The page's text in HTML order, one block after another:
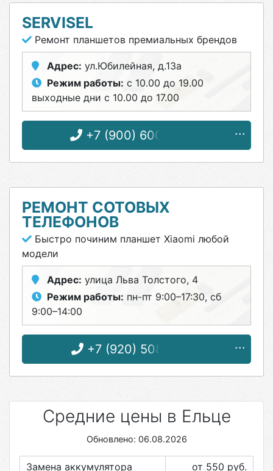
SERVISEL
Ремонт планшетов премиальных брендов
Адрес: ул.Юбилейная, д.13а
Режим работы: с 10.00 до 19.00
выходные дни с 10.00 до 17.00
+7 (900) 600-96-55
РЕМОНТ СОТОВЫХ
ТЕЛЕФОНОВ
Быстро починим планшет Xiaomi любой
модели
Адрес: улица Льва Толстого, 4
Режим работы: пн-пт 9:00–17:30, сб
9:00–14:00
+7 (920) 508-13-66
Средние цены в Ельце
Обновлено: 06.08.2026
Замена аккумулятора от 550 руб.